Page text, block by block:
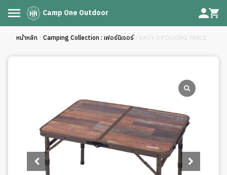
Camp One Outdoor
หน้าหลัก / Camping Collection : เฟอร์นิเจอร์/ EASY 2 FOLDING TABLE